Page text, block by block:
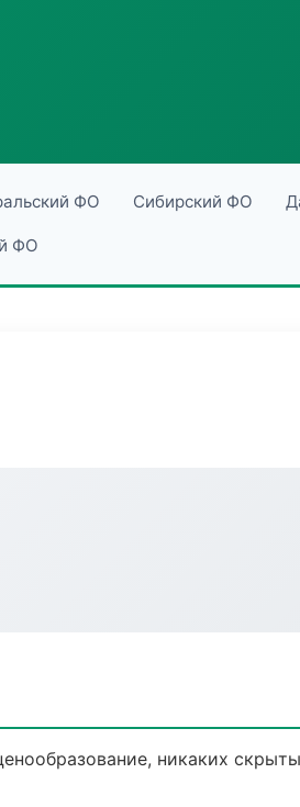
ФО Сибирский ФО
ФО
никаких